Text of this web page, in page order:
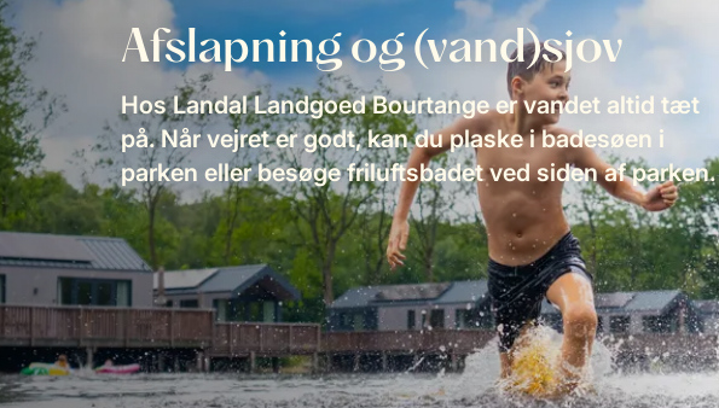
Afslapning og (vand)sjov
Hos Landal Landgoed Bourtange er vandet altid tæt
på. Når vejret er godt, kan du plaske i badesøen i
parken eller besøge friluftsbadet ved siden af parken.